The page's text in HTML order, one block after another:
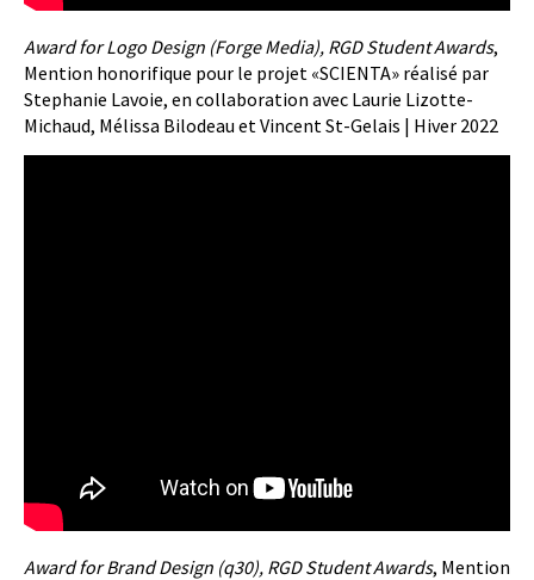
Award for Logo Design (Forge Media), RGD Student Awards,
Mention honorifique pour le projet «SCIENTA» réalisé par
Stephanie Lavoie, en collaboration avec Laurie Lizotte-
Michaud, Mélissa Bilodeau et Vincent St-Gelais | Hiver 2022
Award for Brand Design (q30), RGD Student Awards, Mention